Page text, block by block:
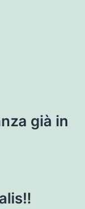
già in